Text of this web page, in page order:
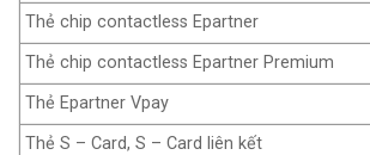
Thẻ chip contactless Epartner
Thẻ chip contactless Epartner Premium
Thẻ Epartner Vpay
Thẻ S – Card, S – Card liên kết